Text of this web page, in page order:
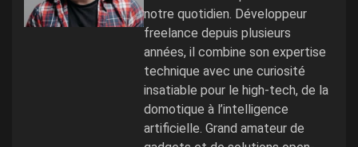
notre quotidien. Développeur
freelance depuis plusieurs
années, il combine son expertise
technique avec une curiosité
insatiable pour le high-tech, de la
domotique à l’intelligence
artificielle. Grand amateur de